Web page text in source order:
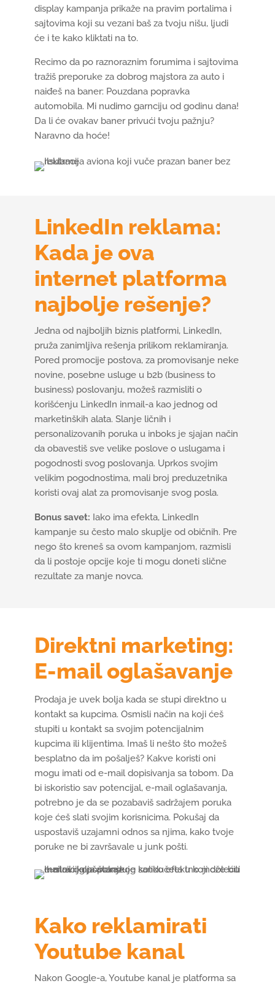
display kampanja prikaže na pravim portalima i
sajtovima koji su vezani baš za tvoju nišu, ljudi
će i te kako kliktati na to.
Recimo da po raznoraznim forumima i sajtovima
tražiš preporuke za dobrog majstora za auto i
naiđeš na baner: Pouzdana popravka
automobila. Mi nudimo garnciju od godinu dana!
Da li će ovakav baner privući tvoju pažnju?
Naravno da hoće!
LinkedIn reklama:
Kada je ova
internet platforma
najbolje rešenje?
Jedna od najboljih biznis platformi, LinkedIn,
pruža zanimljiva rešenja prilikom reklamiranja.
Pored promocije postova, za promovisanje neke
novine, posebne usluge u b2b (business to
business) poslovanju, možeš razmisliti o
korišćenju LinkedIn inmail-a kao jednog od
marketinških alata. Slanje ličnih i
personalizovanih poruka u inboks je sjajan način
da obavestiš sve velike poslove o uslugama i
pogodnosti svog poslovanja. Uprkos svojim
velikim pogodnostima, mali broj preduzetnika
koristi ovaj alat za promovisanje svog posla.
Bonus savet: Iako ima efekta, LinkedIn
kampanje su često malo skuplje od običnih. Pre
nego što kreneš sa ovom kampanjom, razmisli
da li postoje opcije koje ti mogu doneti slične
rezultate za manje novca.
Direktni marketing:
E-mail oglašavanje
Prodaja je uvek bolja kada se stupi direktno u
kontakt sa kupcima. Osmisli način na koji ćeš
stupiti u kontakt sa svojim potencijalnim
kupcima ili klijentima. Imaš li nešto što možeš
besplatno da im pošalješ? Kakve koristi oni
mogu imati od e-mail dopisivanja sa tobom. Da
bi iskoristio sav potencijal, e-mail oglašavanja,
potrebno je da se pozabaviš sadržajem poruka
koje ćeš slati svojim korisnicima. Pokušaj da
uspostaviš uzajamni odnos sa njima, kako tvoje
poruke ne bi završavale u junk pošti.
Kako reklamirati
Youtube kanal
Nakon Google-a, Youtube kanal je platforma sa